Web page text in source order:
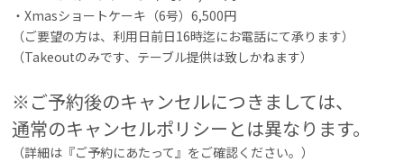
・Xmasショートケーキ（6号）6,500円
（ご要望の方は、利用日前日16時迄にお電話にて承ります）
（Takeoutのみです、テーブル提供は致しかねます）
※ご予約後のキャンセルにつきましては、
通常のキャンセルポリシーとは異なります。
（詳細は『ご予約にあたって』をご確認ください。）